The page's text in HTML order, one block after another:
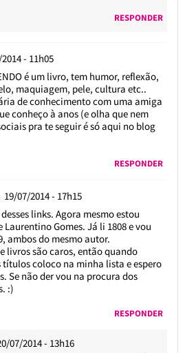
RESPONDER
- 11h05
é um livro, tem humor, reflexão,
maquiagem, pele, cultura etc..
de conhecimento com uma amiga
conheço à anos (e olha que nem
pra te seguir é só aqui no blog
RESPONDER
19/07/2014 - 17h15
links. Agora mesmo estou
Laurentino Gomes. Já li 1808 e vou
ambos do mesmo autor.
livros são caros, então quando
coloco na minha lista e espero
Se não der vou na procura dos
:)
RESPONDER
07/2014 - 13h16